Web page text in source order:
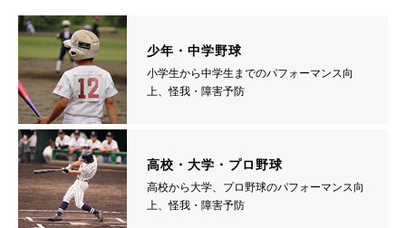
少年・中学野球
小学生から中学生までのパフォーマンス向
上、怪我・障害予防
高校・大学・プロ野球
高校から大学、プロ野球のパフォーマンス向
上、怪我・障害予防